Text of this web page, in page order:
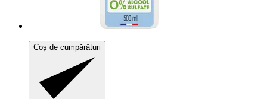
Coș de cumpărături